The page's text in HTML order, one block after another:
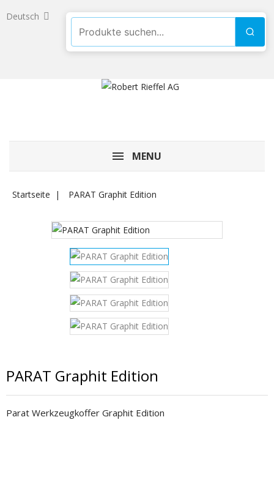
Deutsch
Produkte suchen
MENU
Startseite PARAT Graphit Edition
PARAT Graphit Edition
Parat Werkzeugkoffer Graphit Edition